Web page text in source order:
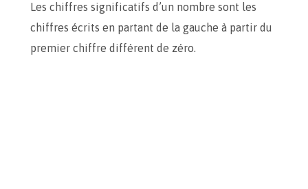
Les chiffres significatifs d’un nombre sont les
chiffres écrits en partant de la gauche à partir du
premier chiffre différent de zéro.